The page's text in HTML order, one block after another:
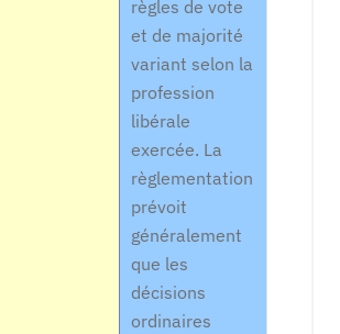
règles de vote
et de majorité
variant selon la
profession
libérale
exercée. La
règlementation
prévoit
généralement
que les
décisions
ordinaires